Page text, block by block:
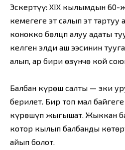
Эскертүү: XIX кылымдын 60-
кемегеге эт салып эт тартуу
конокко бөлцп алуу адаты
келген элди аш ээсинин
алып, ар бири өзүнчө кой
Балбан күрөш салты — эки
берилет. Бир топ мал
күрөшүп жыгышат. Жыккан
котор кылып балбанды
айып болот.